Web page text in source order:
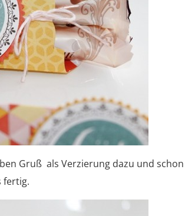
Gruß als Verzierung dazu und
fertig.